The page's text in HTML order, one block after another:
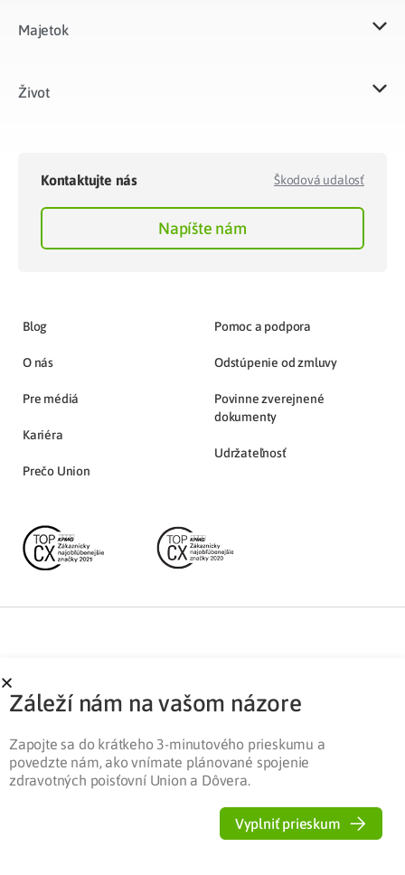
Majetok​
Život​
Kontaktujte nás Škodová udalosť
Napíšte nám
Blog
O nás
Pre médiá
Kariéra
Prečo Union
Pomoc a podpora
Odstúpenie od zmluvy
Povinne zverejnené
dokumenty
Udržateľnosť
Partnerská zóna Ochrana osobných údajov
Záleží nám na vašom názore
Zapojte sa do krátkeho 3-minutového prieskumu a
povedzte nám, ako vnímate plánované spojenie
zdravotných poisťovní Union a Dôvera.
Vyplniť prieskum